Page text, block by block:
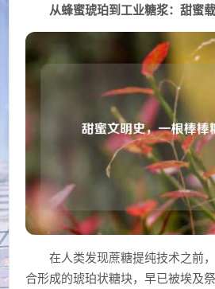
从蜂蜜琥珀到工业糖浆：甜蜜
在人类发现蔗糖提纯技术之前
合形成的琥珀状糖块，早已被埃及